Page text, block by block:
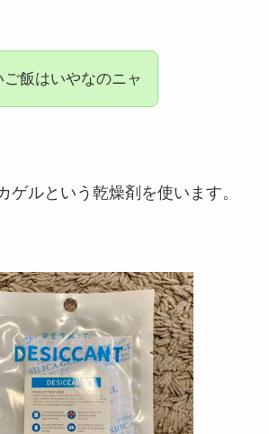
ご飯はいやなのニャ
ゲルという乾燥剤を使います。